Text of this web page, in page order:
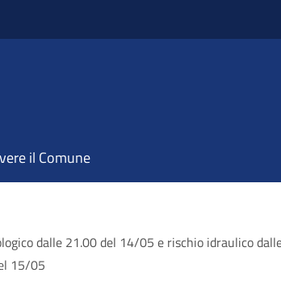
il Comune
dalle 21.00 del 14/05 e rischio idraulico
15/05